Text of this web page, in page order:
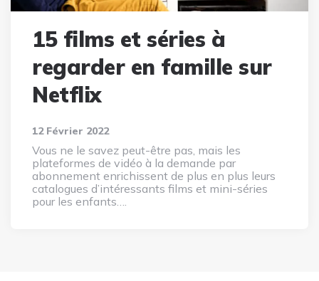
15 films et séries à
regarder en famille sur
Netflix
12 Février 2022
Vous ne le savez peut-être pas, mais les
plateformes de vidéo à la demande par
abonnement enrichissent de plus en plus leurs
catalogues d’intéressants films et mini-séries
pour les enfants….